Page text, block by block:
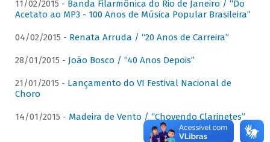
11/02/2015 - Banda Filarmônica do Rio de Janeiro / “Do
Acetato ao MP3 - 100 Anos de Música Popular Brasileira”
04/02/2015 - Renata Arruda / “20 Anos de Carreira”
28/01/2015 - João Bosco / “40 Anos Depois”
21/01/2015 - Lançamento do VI Festival Nacional de
Choro
14/01/2015 - Madeira de Vento / “Chovendo Clarinetes”